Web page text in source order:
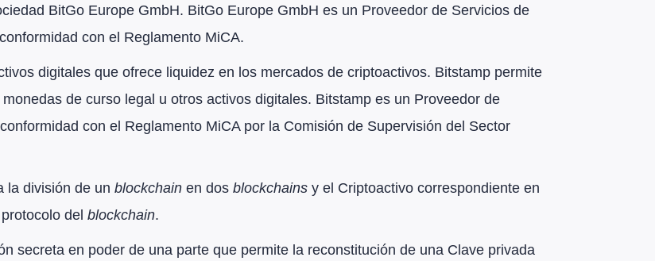
BitGo Europe GmbH. BitGo Europe GmbH es un Proveedor de Servicios de
con el Reglamento MiCA.
digitales que ofrece liquidez en los mercados de criptoactivos. Bitstamp permite
de curso legal u otros activos digitales. Bitstamp es un Proveedor de
con el Reglamento MiCA por la Comisión de Supervisión del Sector
la división de un blockchainen dos blockchainsy el Criptoactivo correspondiente en
del blockchain.
secreta en poder de una parte que permite la reconstitución de una Clave privada